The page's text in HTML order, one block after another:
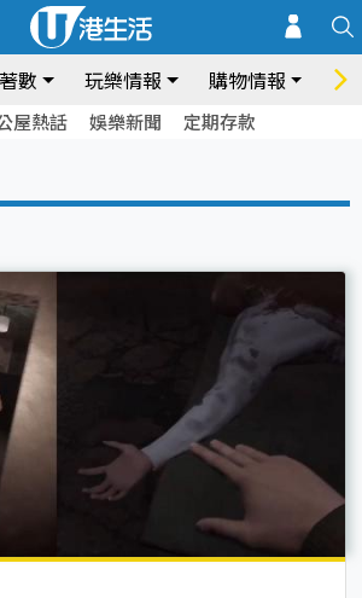
數 玩樂情報 購物情報 飲
屋熱話 娛樂新聞 定期存款